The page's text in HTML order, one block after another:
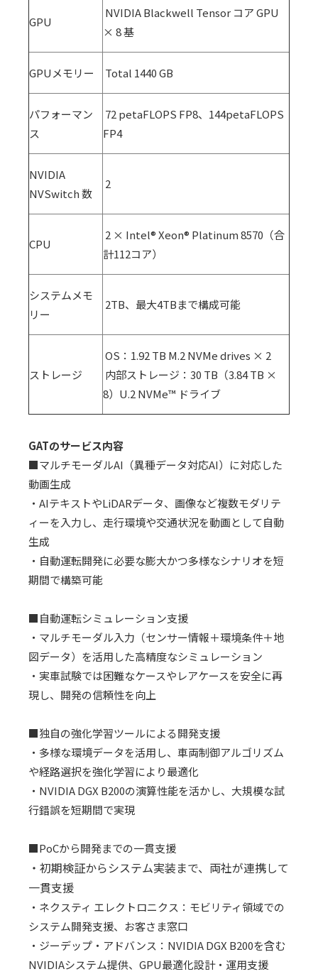
GPU
NVIDIA Blackwell Tensor コアGPU
× 8基
GPUメモリー Total 1440 GB
パフォーマン
ス
72 petaFLOPS FP8、 144petaFLOPS
FP4
NVIDIA
NVSwitch 数
2
CPU
2 × Intel® Xeon® Platinum 8570 （合
計112コア）
システムメモ
リー
2TB、最大4TBまで構成可能
ストレージ
OS： 1.92 TB M.2 NVMe drives × 2
内部ストレージ： 30 TB （3.84 TB ×
8） U.2 NVMe™ ドライブ
GATのサービス内容
■マルチモーダルAI （異種データ対応AI）に対応した
動画生成
・AIテキストやLiDARデータ、画像など複数モダリテ
ィーを入力し、走行環境や交通状況を動画として自動
生成
・自動運転開発に必要な膨大かつ多様なシナリオを短
期間で構築可能
■自動運転シミュレーション支援
・マルチモーダル入力（センサー情報＋環境条件＋地
図データ）を活用した高精度なシミュレーション
・実車試験では困難なケースやレアケースを安全に再
現し、開発の信頼性を向上
■独自の強化学習ツールによる開発支援
・多様な環境データを活用し、車両制御アルゴリズム
や経路選択を強化学習により最適化
・NVIDIA DGX B200の演算性能を活かし、大規模な試
行錯誤を短期間で実現
■PoCから開発までの一貫支援
・初期検証からシステム実装まで、両社が連携して
一貫支援
・ネクスティ エレクトロニクス：モビリティ領域での
システム開発支援、お客さま窓口
・ジーデップ・アドバンス： NVIDIA DGX B200を含む
NVIDIAシステム提供、 GPU最適化設計・運用支援